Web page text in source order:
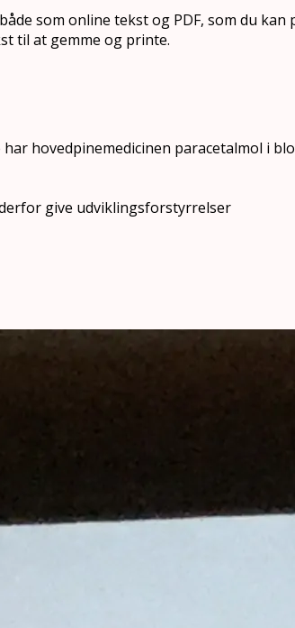
som online tekst og PDF, som du kan
til at gemme og printe.
hovedpinemedicinen paracetalmol i
give udviklingsforstyrrelser